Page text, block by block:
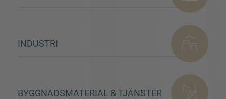
INDUSTRI
BYGGNADSMATERIAL & TJÄNSTER